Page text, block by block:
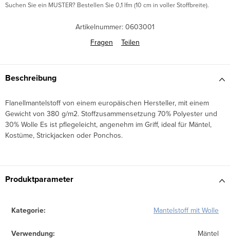
Suchen Sie ein MUSTER? Bestellen Sie 0,1 lfm (10 cm in voller Stoffbreite).
Artikelnummer: 0603001
Fragen
Teilen
Beschreibung
Flanellmantelstoff von einem europäischen Hersteller, mit einem
Gewicht von 380 g/m2. Stoffzusammensetzung 70% Polyester und
30% Wolle Es ist pflegeleicht, angenehm im Griff, ideal für Mäntel,
Kostüme, Strickjacken oder Ponchos.
Produktparameter
Kategorie: Mantelstoff mit Wolle
Verwendung: Mäntel